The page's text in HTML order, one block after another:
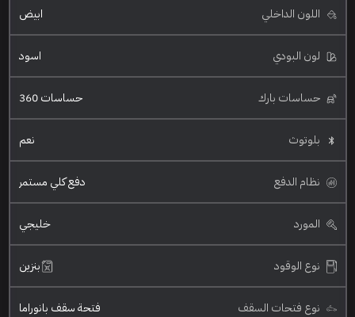
اللون الداخلي ابيض
لون البودي اسود
حساسات بارك حساسات 360
بلوتوث نعم
نظام الدفع دفع كلي مستمر
المورد خليجي
نوع الوقود بنزين
نوع فتحات السقف فتحة سقف بانوراما